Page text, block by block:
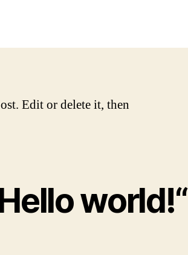
Edit or delete it, then
world!“